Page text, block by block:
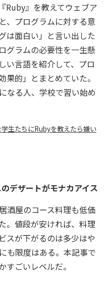
Ruby』を教えてウェブア
、プログラムに対する意
は面白い」と言い出した
グラムの必要性を一生懸
い言語を紹介して、プロ
果的」とまとめていた。
なる人、学校で習い始め
生たちにRubyを教えたら嫌い
デザートがモナカアイス
酒屋のコース料理も低価
。値段が安ければ、料理
スが下がるのは多少はや
も限度はある。本記事で
すごいレベルだ。